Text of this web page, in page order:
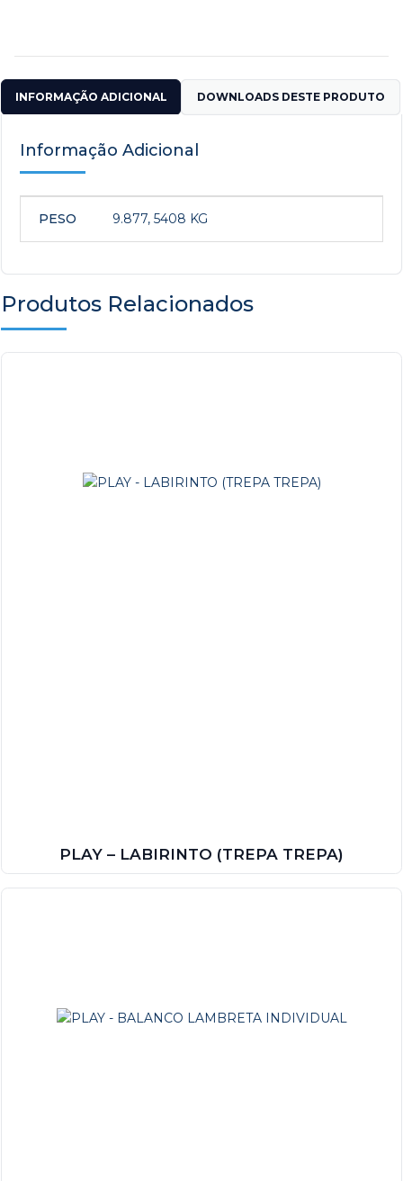
INFORMAÇÃO ADICIONAL DOWNLOADS DESTE PRODUTO
Informação Adicional
PESO 9.877, 5408 KG
Produtos Relacionados
PLAY – LABIRINTO (TREPA TREPA)